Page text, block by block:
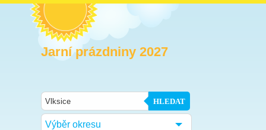
Jarní prázdniny 2027
HLEDAT
Výběr okresu